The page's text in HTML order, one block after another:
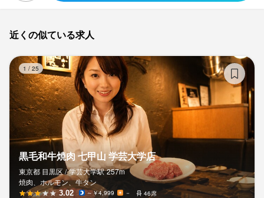
近くの似ている求人
1 / 25
黒毛和牛焼肉 七甲山 学芸大学店
東京都 目黒区 / 学芸大学駅 257m
焼肉、ホルモン、牛タン
3.02 ～￥4,999 － 46席